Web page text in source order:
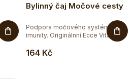
Bylinný čaj Močové cesty
164 Kč
Podpora močového systému a
imunity. Originálnní Ecce Vita®...